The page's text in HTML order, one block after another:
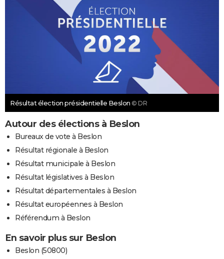
Résultat élection présidentielle Beslon © DR
Autour des élections à Beslon
Bureaux de vote à Beslon
Résultat régionale à Beslon
Résultat municipale à Beslon
Résultat législatives à Beslon
Résultat départementales à Beslon
Résultat européennes à Beslon
Référendum à Beslon
En savoir plus sur Beslon
Beslon (50800)